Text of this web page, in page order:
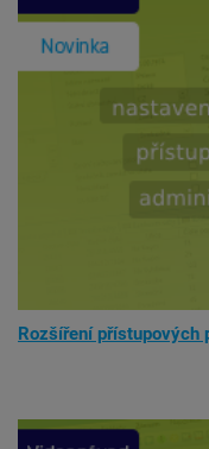
Rozšíření přístupových